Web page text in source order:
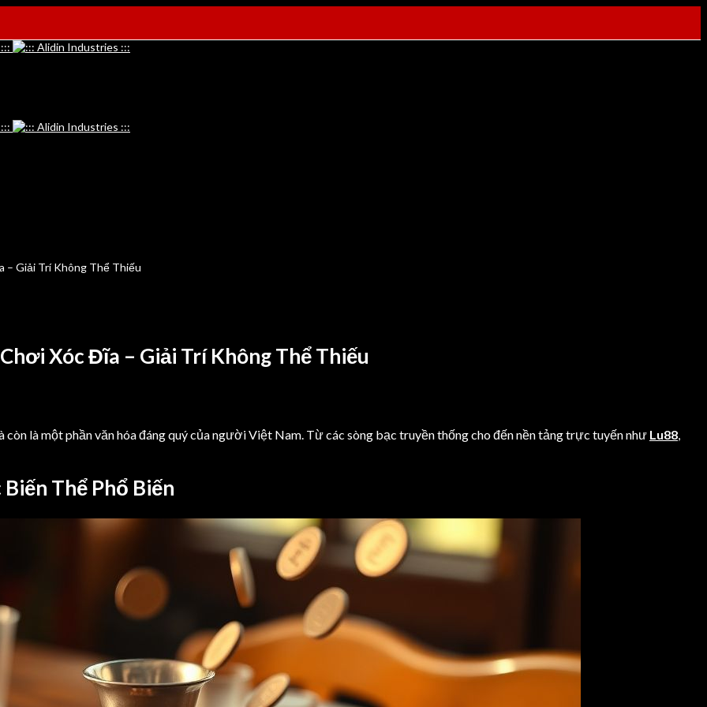
– Giải Trí Không Thể Thiếu
Xóc Đĩa – Giải Trí Không Thể Thiếu
là một phần văn hóa đáng quý của người Việt Nam. Từ các sòng bạc truyền thống cho đến nền tảng trực tuyến như Lu88
Thể Phổ Biến